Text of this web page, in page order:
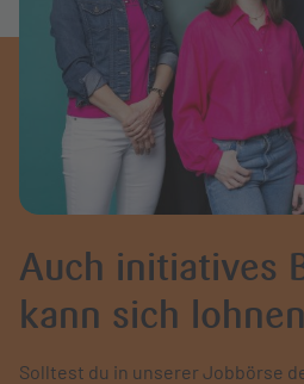
Auch initiatives
kann sich
Solltest du in unserer Jobbörse